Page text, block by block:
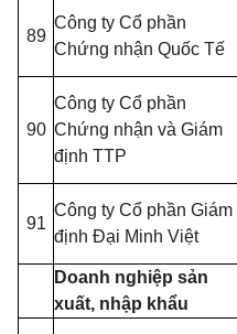
89
Công ty Cổ phần
Chứng nhận Quốc Tế
90
Công ty Cổ phần
Chứng nhận và Giám
định TTP
91
Công ty Cổ phần Giám
định Đại Minh Việt
Doanh nghiệp sản
xuất, nhập khẩu